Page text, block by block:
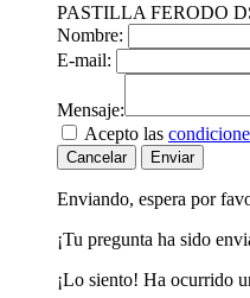
PASTILLA FERODO
Nombre:
E-mail:
Mensaje:
Acepto las
Cancelar Enviar
Enviando, espera por
¡Tu pregunta ha sido
¡Lo siento! Ha ocurrido